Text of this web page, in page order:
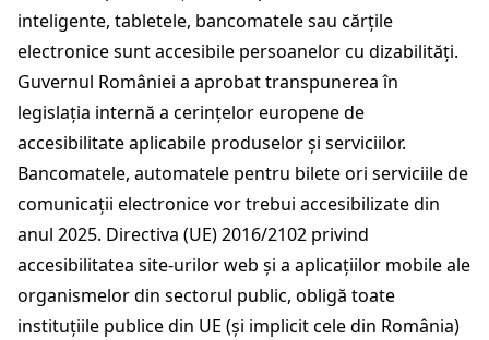
inteligente, tabletele, bancomatele sau cărțile
electronice sunt accesibile persoanelor cu dizabilități.
Guvernul României a aprobat transpunerea în
legislația internă a cerințelor europene de
accesibilitate aplicabile produselor și serviciilor.
Bancomatele, automatele pentru bilete ori serviciile de
comunicații electronice vor trebui accesibilizate din
anul 2025. Directiva (UE) 2016/2102 privind
accesibilitatea site-urilor web și a aplicațiilor mobile ale
organismelor din sectorul public, obligă toate
instituțiile publice din UE (și implicit cele din România)